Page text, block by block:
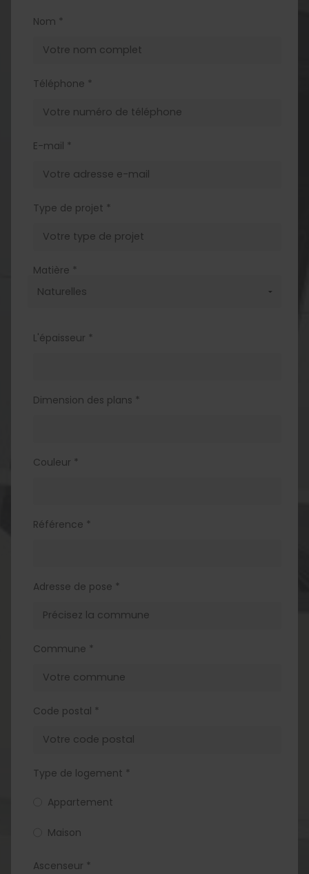
Nom *
Téléphone *
E-mail *
Type de projet *
Matière *
L'épaisseur *
Dimension des plans *
Couleur *
Référence *
Adresse de pose *
Commune *
Code postal *
Type de logement *
Appartement
Maison
Ascenseur *